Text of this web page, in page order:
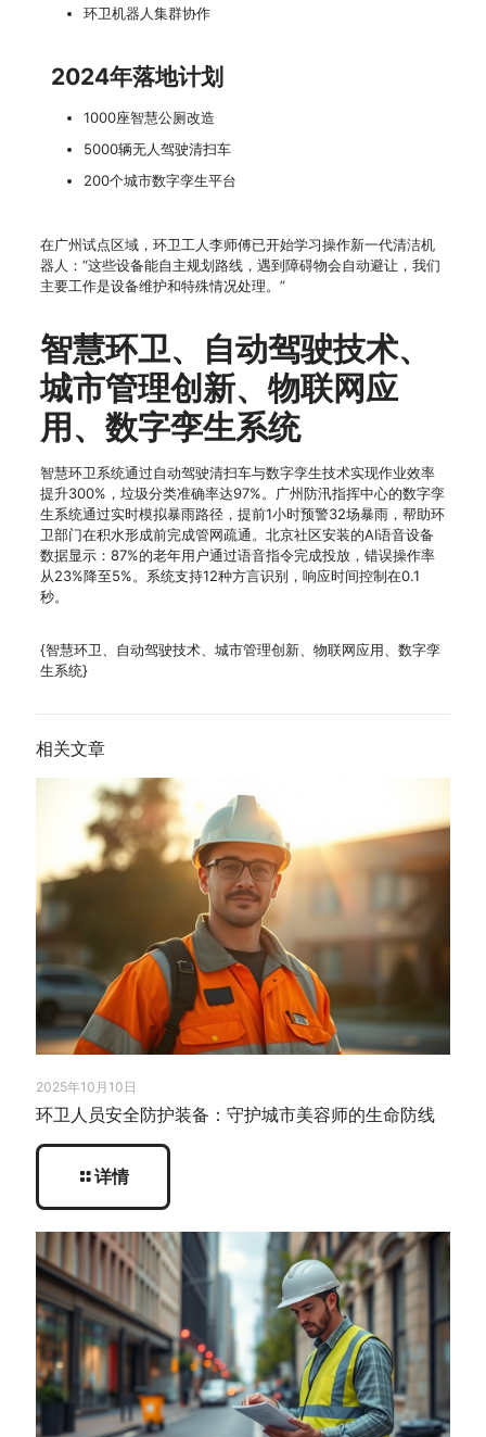
环卫机器人集群协作
2024年落地计划
1000座智慧公厕改造
5000辆无人驾驶清扫车
200个城市数字孪生平台
在广州试点区域，环卫工人李师傅已开始学习操作新一代清洁机
器人：“这些设备能自主规划路线，遇到障碍物会自动避让，我们
主要工作是设备维护和特殊情况处理。”
智慧环卫、自动驾驶技术、
城市管理创新、物联网应
用、数字孪生系统
智慧环卫系统通过自动驾驶清扫车与数字孪生技术实现作业效率
提升300%，垃圾分类准确率达97%。广州防汛指挥中心的数字孪
生系统通过实时模拟暴雨路径，提前1小时预警32场暴雨，帮助环
卫部门在积水形成前完成管网疏通。北京社区安装的AI语音设备
数据显示：87%的老年用户通过语音指令完成投放，错误操作率
从23%降至5%。系统支持12种方言识别，响应时间控制在0.1
秒。
{智慧环卫、自动驾驶技术、城市管理创新、物联网应用、数字孪
生系统}
相关文章
2025年10月10日
环卫人员安全防护装备：守护城市美容师的生命防线
详情